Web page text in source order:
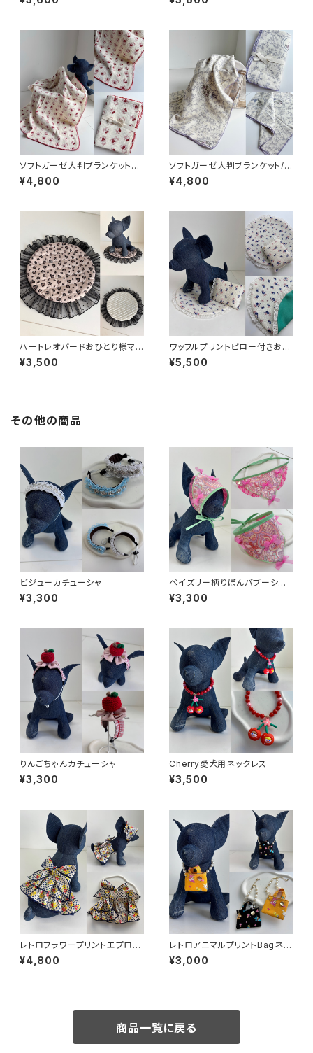
ソフトガーゼ大判ブランケット／
クマちゃん
¥4,800
ソフトガーゼ大判ブランケット/フ
ラワー
¥4,800
ハートレオパードおひとり様マッ
ト
¥3,500
ワッフルプリントピロー付きおひ
とり様マット
¥5,500
その他の商品
ビジューカチューシャ
¥3,300
ペイズリー柄りぼんバブーシュ
カ
¥3,300
りんごちゃんカチューシャ
¥3,300
Cherry愛犬用ネックレス
¥3,500
レトロフラワープリントエプロン
スカート
¥4,800
レトロアニマルプリントBagネッ
クレス
¥3,000
商品一覧に戻る